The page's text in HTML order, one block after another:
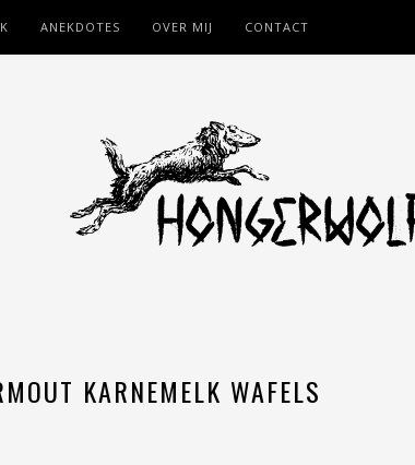
ANEKDOTES OVER MIJ CONTACT
KARNEMELK WAFELS